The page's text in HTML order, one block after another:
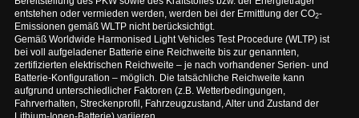
entstehen oder vermieden werden, werden bei der Ermittlung der CO2-
Emissionen gemäß WLTP nicht berücksichtigt.
Gemäß Worldwide Harmonised Light Vehicles Test Procedure (WLTP) ist
bei voll aufgeladener Batterie eine Reichweite bis zur genannten,
zertifizierten elektrischen Reichweite – je nach vorhandener Serien- und
Batterie-Konfiguration – möglich. Die tatsächliche Reichweite kann
aufgrund unterschiedlicher Faktoren (z.B. Wetterbedingungen,
Fahrverhalten, Streckenprofil, Fahrzeugzustand, Alter und Zustand der